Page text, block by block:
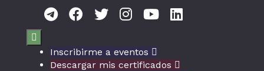

Inscribirme a eventos 
Descargar mis certificados 